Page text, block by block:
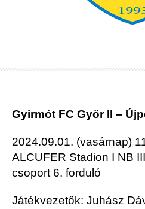
Gyirmót FC Győr II –
2024.09.01. (vasárnap)
ALCUFER Stadion I NB
csoport 6. forduló
Játékvezetők: Juhász